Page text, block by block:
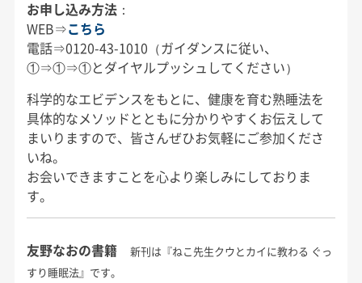
お申し込み方法：
WEB⇒こちら
電話⇒0120-43-1010（ガイダンスに従い、
①⇒①⇒①とダイヤルプッシュしてください）
科学的なエビデンスをもとに、健康を育む熟睡法を
具体的なメソッドとともに分かりやすくお伝えして
まいりますので、皆さんぜひお気軽にご参加くださ
いね。
お会いできますことを心より楽しみにしておりま
す。
友野なおの書籍
新刊は『ねこ先生クウとカイに教わる ぐっ
すり睡眠法』です。